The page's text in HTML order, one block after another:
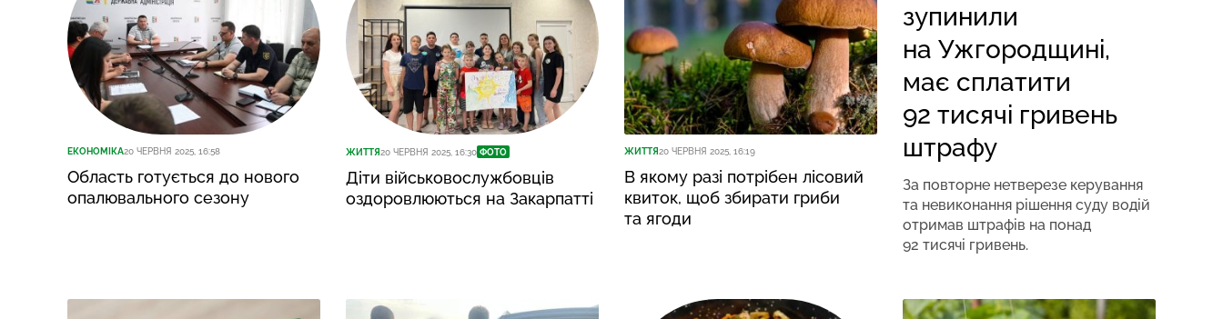
ЕКОНОМІКА20 ЧЕРВНЯ 2025, 16:58
Область готується до нового
опалювального сезону
ЖИТТЯ20 ЧЕРВНЯ 2025, 16:30 ФОТО
Діти військовослужбовців
оздоровлюються на Закарпатті
ЖИТТЯ20 ЧЕРВНЯ 2025, 16:19
В якому разі потрібен лісовий
квиток, щоб збирати гриби
та ягоди
зупинили
на Ужгородщині,
має сплатити
92 тисячі гривень
штрафу
За повторне нетверезе керування
та невиконання рішення суду водій
отримав штрафів на понад
92 тисячі гривень.